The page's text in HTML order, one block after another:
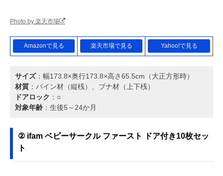
Photo by 楽天市場
Amazonで見る 楽天市場で見る Yahoo!で見る
サイズ：幅173.8×奥行173.8×高さ65.5cm（大正方形時）
材質 ：パイン材（縦桟）、ブナ材（上下桟）
ドアロック ：○
対象年齢 ：生後5～24か月
② ifam ベビーサークル ファースト ドア付き10枚セッ
ト